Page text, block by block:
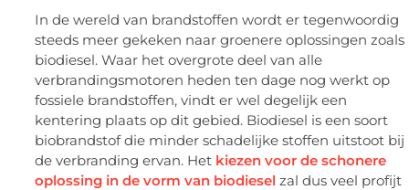
In de wereld van brandstoffen wordt er tegenwoordig
steeds meer gekeken naar groenere oplossingen zoals
biodiesel. Waar het overgrote deel van alle
verbrandingsmotoren heden ten dage nog werkt op
fossiele brandstoffen, vindt er wel degelijk een
kentering plaats op dit gebied. Biodiesel is een soort
biobrandstof die minder schadelijke stoffen uitstoot bij
de verbranding ervan. Het kiezen voor de schonere
oplossing in de vorm van biodiesel zal dus veel profijt